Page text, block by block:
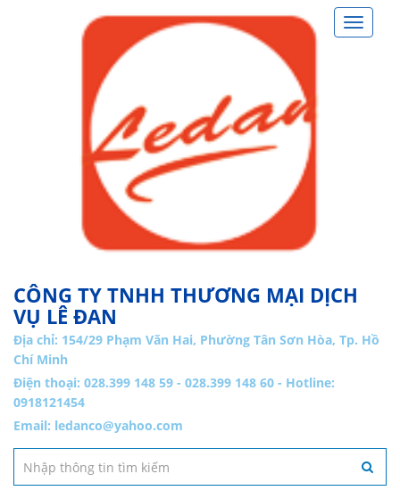
Toggle
CÔNG TY TNHH THƯƠNG MẠI DỊCH
VỤ LÊ ĐAN
Địa chỉ: 154/29 Phạm Văn Hai, Phường Tân Sơn Hòa, Tp. Hồ
Chí Minh
Điện thoại: 028.399 148 59 - 028.399 148 60 - Hotline:
0918121454
Email: ledanco@yahoo.com